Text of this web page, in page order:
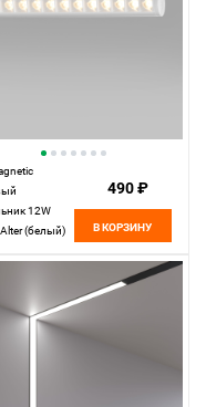
12W
(белый)
490 ₽
В КОРЗИНУ